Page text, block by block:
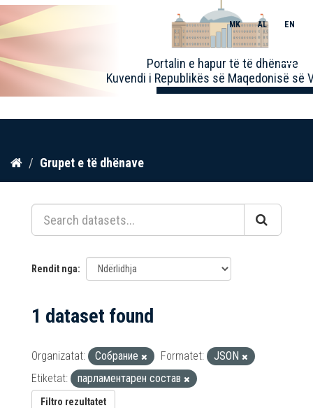
Kalo
përmbajtja
Portalin e hapur të të dhënave
Kuvendi i Republikës së Maqedonisë së
MK AL EN
Toggle
Grupet e të dhënave
Rendit nga
1 dataset found
Organizatat: Собрание Formatet:
JSON
Etiketat:
парламентарен состав
Filtro rezultatet